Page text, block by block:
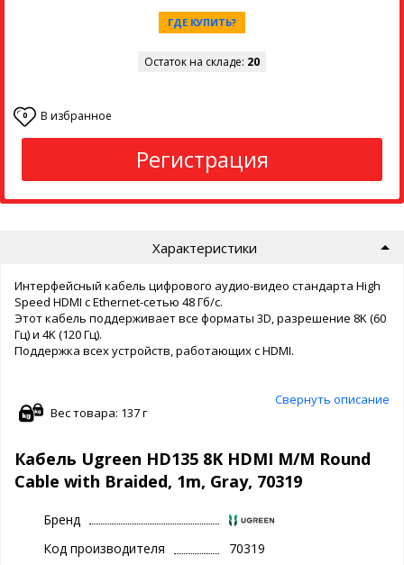
ГДЕ КУПИТЬ?
Остаток на складе: 20
0 В избранное
Регистрация
Характеристики
Интерфейсный кабель цифрового аудио-видео стандарта High
Speed HDMI c Ethernet-сетью 48 Гб/с.
Этот кабель поддерживает все форматы 3D, разрешение 8K (60
Гц) и 4K (120 Гц).
Поддержка всех устройств, работающих с HDMI.
Свернуть описание
Вес товара: 137 г
Кабель Ugreen HD135 8K HDMI M/M Round
Cable with Braided, 1m, Gray, 70319
Бренд
Код производителя
70319